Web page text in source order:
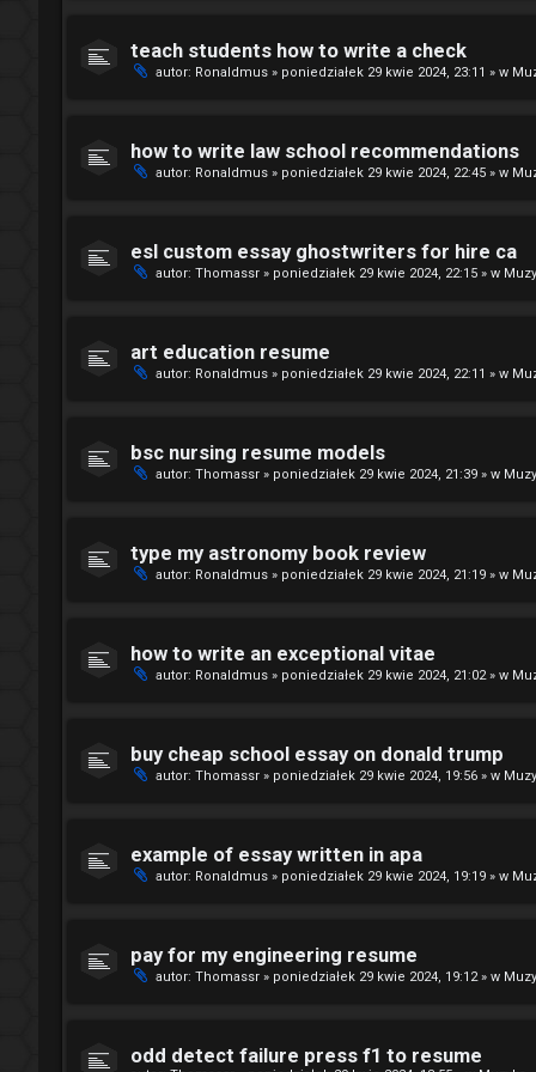
teach students how to write a check
autor: Ronaldmus » poniedziałek 29 kwie 2024, 23:11 » w
how to write law school recommendations
autor: Ronaldmus » poniedziałek 29 kwie 2024, 22:45 » w
esl custom essay ghostwriters for hire ca
autor: Thomassr » poniedziałek 29 kwie 2024, 22:15 » w
art education resume
autor: Ronaldmus » poniedziałek 29 kwie 2024, 22:11 » w
bsc nursing resume models
autor: Thomassr » poniedziałek 29 kwie 2024, 21:39 » w
type my astronomy book review
autor: Ronaldmus » poniedziałek 29 kwie 2024, 21:19 » w
how to write an exceptional vitae
autor: Ronaldmus » poniedziałek 29 kwie 2024, 21:02» w
buy cheap school essay on donald trump
autor: Thomassr » poniedziałek 29 kwie 2024, 19:56 » w
example of essay written in apa
autor: Ronaldmus » poniedziałek 29 kwie 2024, 19:19 » w
pay for my engineering resume
autor: Thomassr » poniedziałek 29 kwie 2024, 19:12» w
odd detect failure press f1 to resume